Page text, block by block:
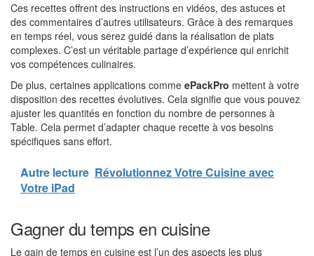
Ces recettes offrent des instructions en vidéos, des astuces et
des commentaires d’autres utilisateurs. Grâce à des remarques
en temps réel, vous serez guidé dans la réalisation de plats
complexes. C’est un véritable partage d’expérience qui enrichit
vos compétences culinaires.
De plus, certaines applications comme ePackPro mettent à votre
disposition des recettes évolutives. Cela signifie que vous pouvez
ajuster les quantités en fonction du nombre de personnes à
Table. Cela permet d’adapter chaque recette à vos besoins
spécifiques sans effort.
Autre lecture Révolutionnez Votre Cuisine avec
Votre iPad
Gagner du temps en cuisine
Le gain de temps en cuisine est l’un des aspects les plus